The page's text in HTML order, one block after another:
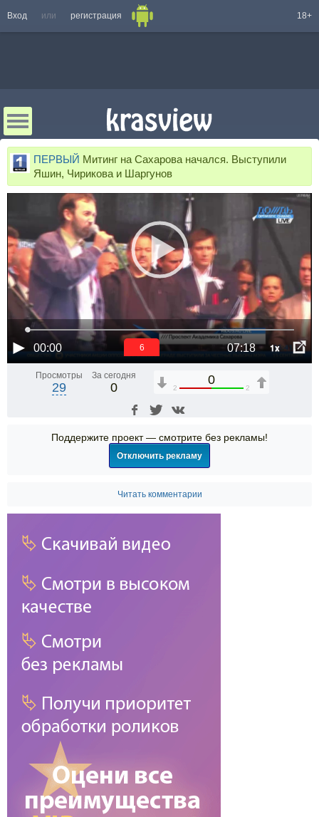
Вход или регистрация 18+
ПЕРВЫЙ Митинг на Сахарова начался. Выступили
Яшин, Чирикова и Шаргунов
00:00 07:18 1x
6
Просмотры
29
За сегодня
0
0
2 2
Поддержите проект — смотрите без рекламы!
Отключить рекламу
Читать комментарии